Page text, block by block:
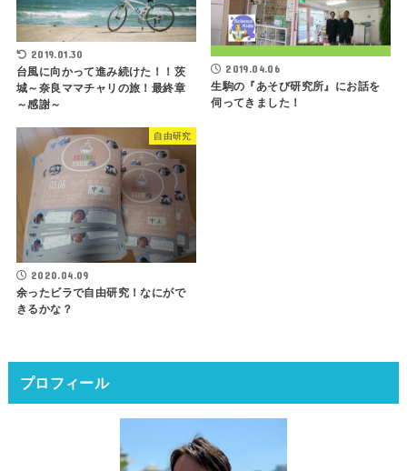
2019.01.30
台風に向かって進み続けた！！茨
城～奈良ママチャリの旅！最終章
～感謝～
2019.04.06
生駒の『あそび研究所』にお話を
伺ってきました！
自由研究
2020.04.09
余ったビラで自由研究！なにがで
きるかな？
プロフィール